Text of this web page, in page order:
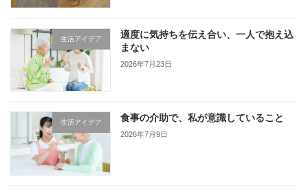
生活アイデア
適度に気持ちを伝え合い、一人で抱え込
まない
2026年7月23日
生活アイデア 食事の介助で、私が意識していること
2026年7月9日